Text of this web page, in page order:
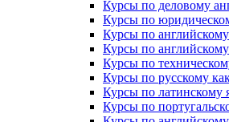
Курсы по деловому
Курсы по
Курсы по
Курсы по
Курсы по
Курсы по русскому
Курсы по латинскому
Курсы по